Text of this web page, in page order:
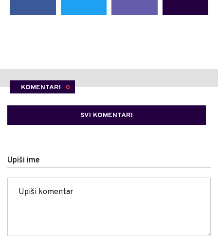
KOMENTARI 0
SVI KOMENTARI
Upiši ime